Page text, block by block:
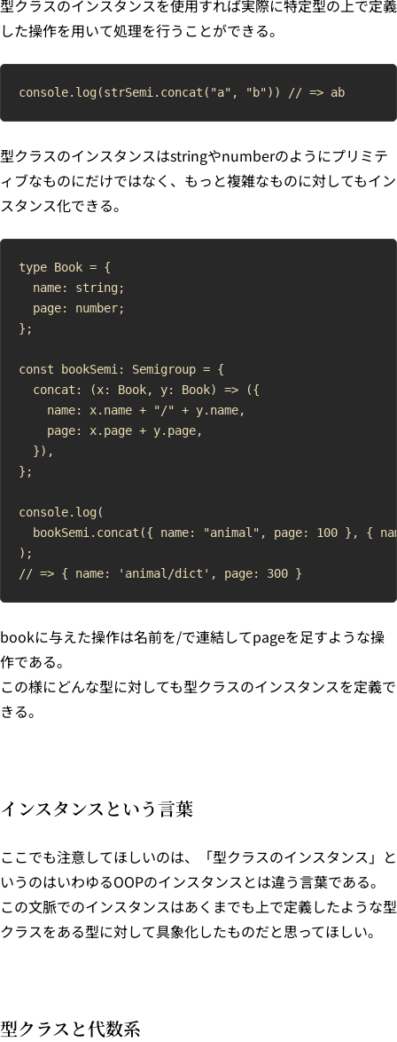
型クラスのインスタンスを使用すれば実際に特定型の上で定義
した操作を用いて処理を行うことができる。
型クラスのインスタンスはstringやnumberのようにプリミテ
ィブなものにだけではなく、もっと複雑なものに対してもイン
スタンス化できる。
type Book = {
  name: string;
  page: number;
};
const bookSemi: Semigroup = {
  concat: (x: Book, y: Book) => ({
    name: x.name + "/" + y.name,
    page: x.page + y.page,
  }),
};
console.log(
bookSemi.concat({ name: "animal", page: 100 }, {
);
bookに与えた操作は名前を/で連結してpageを足すような操
作である。
この様にどんな型に対しても型クラスのインスタンスを定義で
きる。
インスタンスという言葉
ここでも注意してほしいのは、「型クラスのインスタンス」と
いうのはいわゆるOOPのインスタンスとは違う言葉である。
この文脈でのインスタンスはあくまでも上で定義したような型
クラスをある型に対して具象化したものだと思ってほしい。
型クラスと代数系